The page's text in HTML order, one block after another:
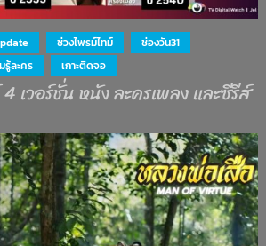
ช่วงไพรม์ไทม์
ช่องวัน31
รู้ละคร เกาะติดจอ
เวอร์ชั่น หนัง ละครเพลง และซีรีส์